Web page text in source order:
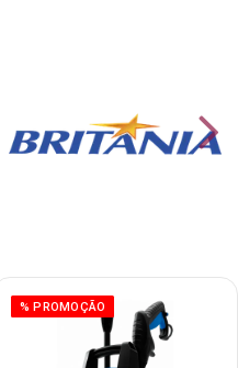
% PROMOÇÃO